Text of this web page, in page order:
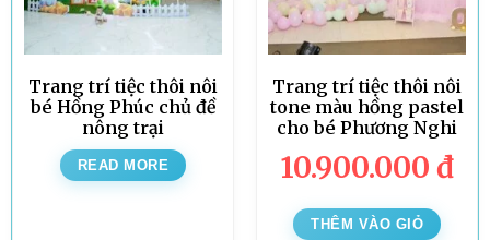
Trang trí tiệc thôi nôi
bé Hồng Phúc chủ đề
nông trại
READ MORE
Trang trí tiệc thôi nôi
tone màu hồng pastel
cho bé Phương Nghi
10.900.000 đ
THÊM VÀO GIỎ